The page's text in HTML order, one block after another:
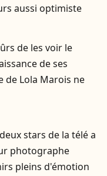
aussi optimiste
de les voir le
de ses
de Lola Marois ne
stars de la télé a
photographe
pleins d'émotion